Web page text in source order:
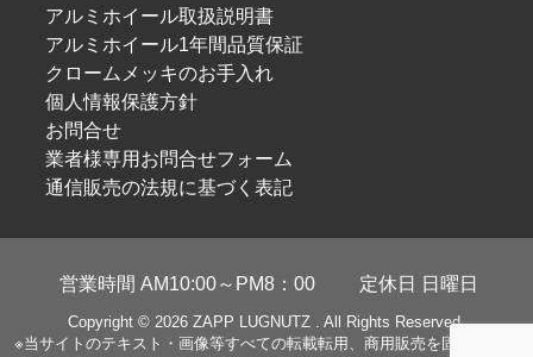
アルミホイール取扱説明書
アルミホイール1年間品質保証
クロームメッキのお手入れ
個人情報保護方針
お問合せ
業者様専用お問合せフォーム
通信販売の法規に基づく表記
営業時間 AM10:00～PM8：00 定休日 日曜日
Copyright © 2026 ZAPP LUGNUTZ . All Rights Reserved.
※当サイトのテキスト・画像等すべての転載転用、商用販売を固く禁じま